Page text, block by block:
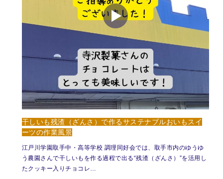
干しいも残渣（ざんさ）で作るサステナブルおいもスイ
ーツの作業風景
江戸川学園取手中・高等学校 調理同好会では、取手市内のゆうゆ
う農園さんで干しいもを作る過程で出る“残渣（ざんさ）”を活用し
たクッキー入りチョコレ…